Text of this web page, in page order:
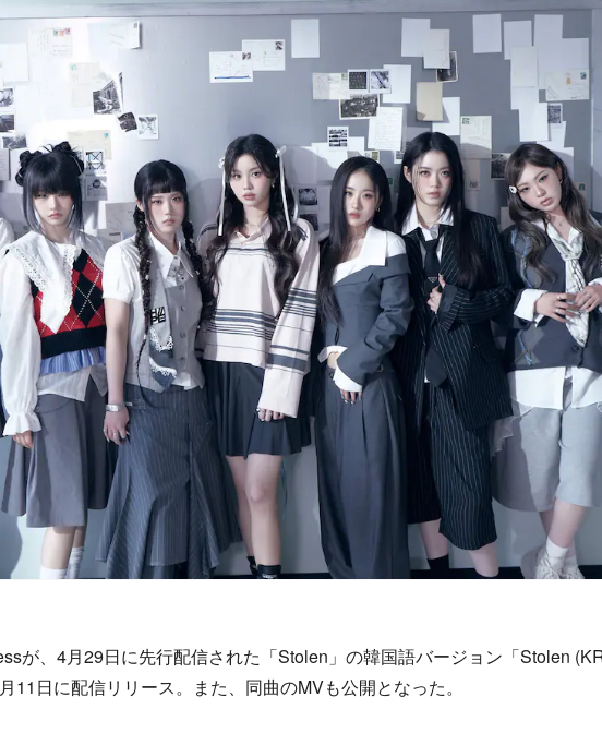
が、4月29日に先行配信された「Stolen」の韓国語バージョン「Stolen
11日に配信リリース。また、同曲のMVも公開となった。